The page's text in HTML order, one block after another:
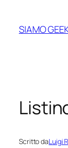
contenuto
SIAMO
Scritto daLuigi